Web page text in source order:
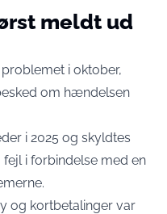
meldt ud
i oktober,
om hændelsen
i 2025 og skyldtes
i forbindelse med en
og kortbetalinger var